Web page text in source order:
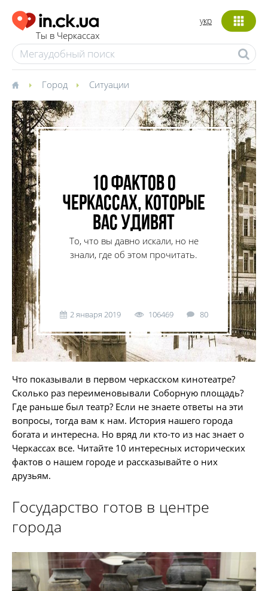
Ты в Черкассах
укр
Город Ситуации
10 фактов о
Черкассах, которые
вас удивят
То, что вы давно искали, но не
знали, где об этом прочитать.
2 января 2019 106469 80
Что показывали в первом черкасском кинотеатре?
Сколько раз переименовывали Соборную площадь?
Где раньше был театр? Если не знаете ответы на эти
вопросы, тогда вам к нам. История нашего города
богата и интересна. Но вряд ли кто-то из нас знает о
Черкассах все. Читайте 10 интересных исторических
фактов о нашем городе и рассказывайте о них
друзьям.
Государство готов в центре
города